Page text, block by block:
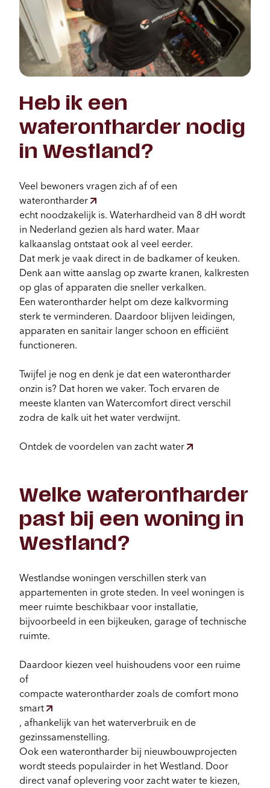
Heb ik een
waterontharder nodig
in Westland?
Veel bewoners vragen zich af of een
waterontharder
echt noodzakelijk is. Waterhardheid van 8 dH wordt
in Nederland gezien als hard water. Maar
kalkaanslag ontstaat ook al veel eerder.
Dat merk je vaak direct in de badkamer of keuken.
Denk aan witte aanslag op zwarte kranen, kalkresten
op glas of apparaten die sneller verkalken.
Een waterontharder helpt om deze kalkvorming
sterk te verminderen. Daardoor blijven leidingen,
apparaten en sanitair langer schoon en efficiënt
functioneren.
Twijfel je nog en denk je dat een waterontharder
onzin is? Dat horen we vaker. Toch ervaren de
meeste klanten van Watercomfort direct verschil
zodra de kalk uit het water verdwijnt.
Ontdek de voordelen van zacht water
Welke waterontharder
past bij een woning in
Westland?
Westlandse woningen verschillen sterk van
appartementen in grote steden. In veel woningen is
meer ruimte beschikbaar voor installatie,
bijvoorbeeld in een bijkeuken, garage of technische
ruimte.
Daardoor kiezen veel huishoudens voor een ruime
of
compacte waterontharder zoals de comfort mono
smart
, afhankelijk van het waterverbruik en de
gezinssamenstelling.
Ook een waterontharder bij nieuwbouwprojecten
wordt steeds populairder in het Westland. Door
direct vanaf oplevering voor zacht water te kiezen,